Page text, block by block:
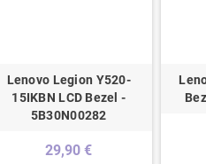
Lenovo Legion Y520-
15IKBN LCD Bezel -
5B30N00282
29,90 €